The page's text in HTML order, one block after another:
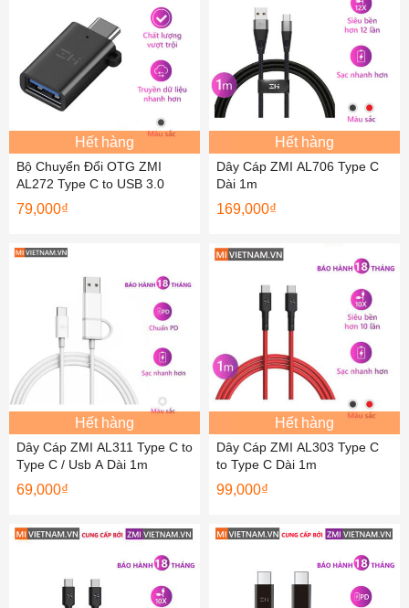
Hết hàng
Bộ Chuyển Đổi OTG ZMI
AL272 Type C to USB 3.0
79,000₫
Hết hàng
Dây Cáp ZMI AL706 Type C
Dài 1m
169,000₫
Hết hàng
Dây Cáp ZMI AL311 Type C to
Type C / Usb A Dài 1m
69,000₫
Hết hàng
Dây Cáp ZMI AL303 Type C
to Type C Dài 1m
99,000₫